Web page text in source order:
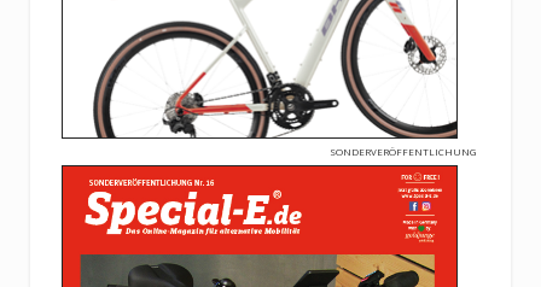
SONDERVERÖFFENTLICHUNG